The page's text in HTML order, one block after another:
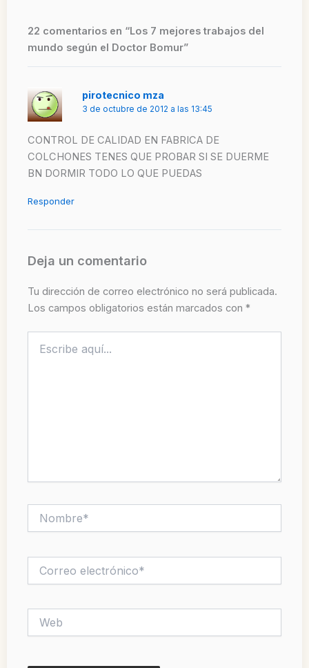
22 comentarios en “Los 7 mejores trabajos del
mundo según el Doctor Bomur”
pirotecnico mza
3 de octubre de 2012 a las 13:45
CONTROL DE CALIDAD EN FABRICA DE
COLCHONES TENES QUE PROBAR SI SE DUERME
BN DORMIR TODO LO QUE PUEDAS
Responder
Deja un comentario
Tu dirección de correo electrónico no será publicada.
Los campos obligatorios están marcados con *
aquí...
electrónico*